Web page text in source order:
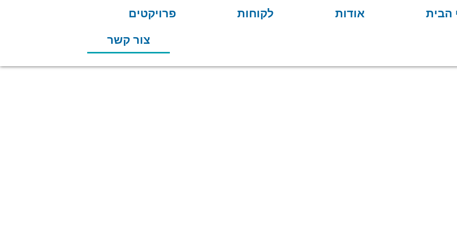
הבית אודות לקוחות פרויקטים
צור קשר